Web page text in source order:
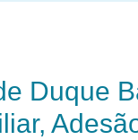
Duque